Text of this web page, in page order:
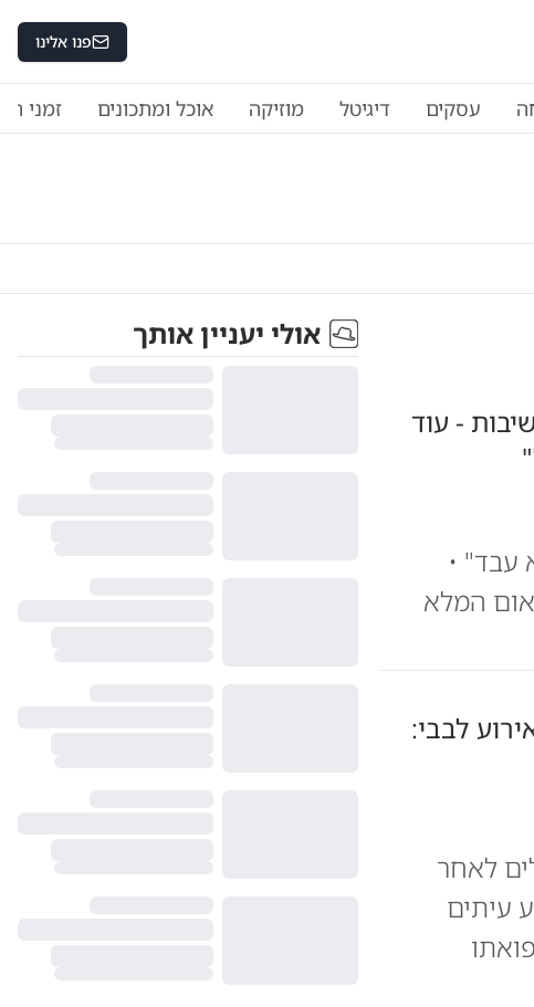
פנו אלינו
עסקים דיגיטל מוזיקה אוכל ומתכונים זמני
- עוד
עבד" •
המלא
לבבי:
לאחר
עיתים
אולי יעניין אותך